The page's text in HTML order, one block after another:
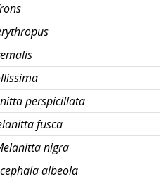
perspicillata
fusca
nigra
albeola